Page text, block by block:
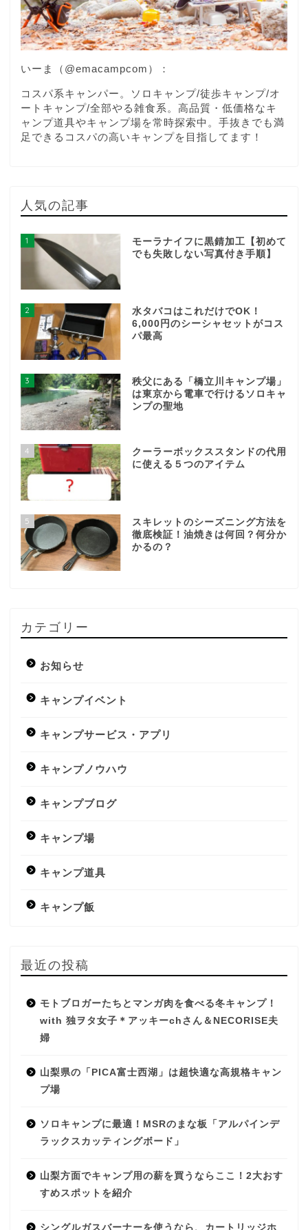
いーま（ @emacampcom ）：
コスパ系キャンパー。ソロキャンプ/徒歩キャンプ/オ
ートキャンプ/全部やる雑食系。高品質・低価格なキ
ャンプ道具やキャンプ場を常時探索中。手抜きでも満
足できるコスパの高いキャンプを目指してます！
人気の記事
1
モーラナイフに黒錆加工【初めて
でも失敗しない写真付き手順】
2
水タバコはこれだけでOK！
6,000円のシーシャセットがコス
パ最高
3
秩父にある「橋立川キャンプ場」
は東京から電車で行けるソロキャ
ンプの聖地
4
クーラーボックススタンドの代用
に使える５つのアイテム
5
スキレットのシーズニング方法を
徹底検証！油焼きは何回？何分か
かるの？
カテゴリー
お知らせ
キャンプイベント
キャンプサービス・アプリ
キャンプノウハウ
キャンプブログ
キャンプ場
キャンプ道具
キャンプ飯
最近の投稿
モトブロガーたちとマンガ肉を食べる冬キャンプ！
with 独ヲタ女子＊アッキーchさん＆NECORISE夫
婦
山梨県の「PICA富士西湖」は超快適な高規格キャン
プ場
ソロキャンプに最適！MSRのまな板「アルパインデ
ラックスカッティングボード」
山梨方面でキャンプ用の薪を買うならここ！2大おす
すめスポットを紹介
シングルガスバーナーを使うなら、カートリッジホ